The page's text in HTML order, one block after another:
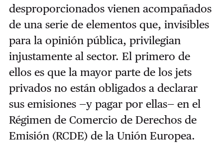
desproporcionados vienen acompañados
de una serie de elementos que, invisibles
para la opinión pública, privilegian
injustamente al sector. El primero de
ellos es que la mayor parte de los jets
privados no están obligados a declarar
sus emisiones —y pagar por ellas— en el
Régimen de Comercio de Derechos de
Emisión (RCDE) de la Unión Europea.